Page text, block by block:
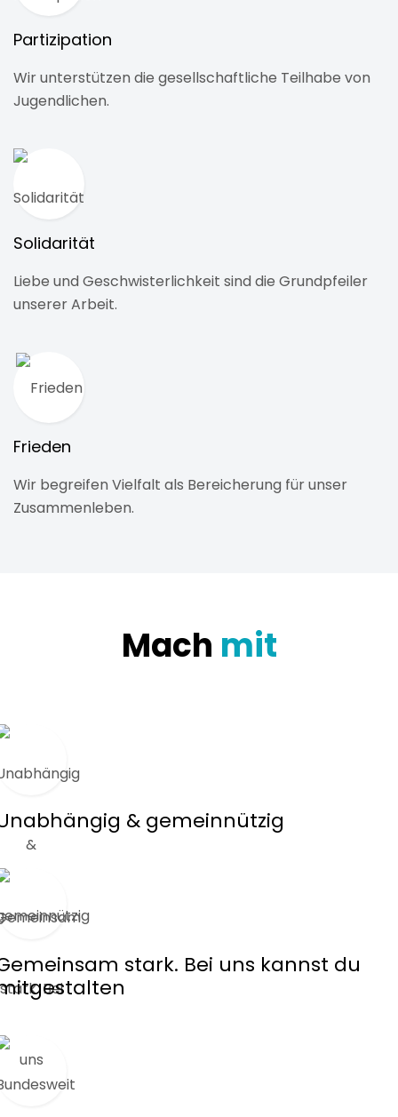
Partizipation
Wir unterstützen die gesellschaftliche Teilhabe von
Jugendlichen.
Solidarität
Liebe und Geschwisterlichkeit sind die Grundpfeiler
unserer Arbeit.
Frieden
Wir begreifen Vielfalt als Bereicherung für unser
Zusammenleben.
Mach mit
& gemeinnützig
stark. Bei uns kannst du